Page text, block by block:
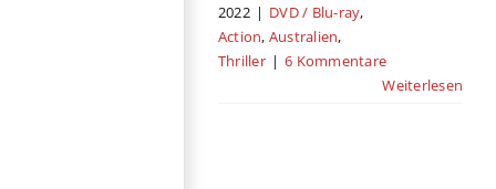
2022 | DVD / Blu-ray,
Action, Australien,
Thriller | 6 Kommentare
Weiterlesen